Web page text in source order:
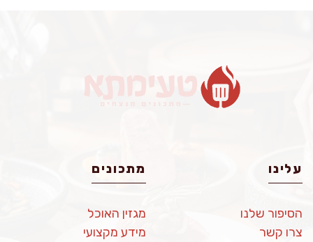
עלינו
הסיפור שלנו
צרו קשר
מתכונים
מגזין האוכל
מידע מקצועי